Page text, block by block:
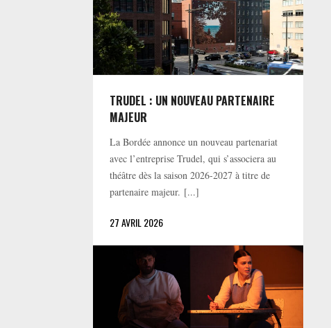
TRUDEL : UN NOUVEAU PARTENAIRE
MAJEUR
La Bordée annonce un nouveau partenariat
avec l’entreprise Trudel, qui s’associera au
théâtre dès la saison 2026-2027 à titre de
partenaire majeur. [...]
27 AVRIL 2026